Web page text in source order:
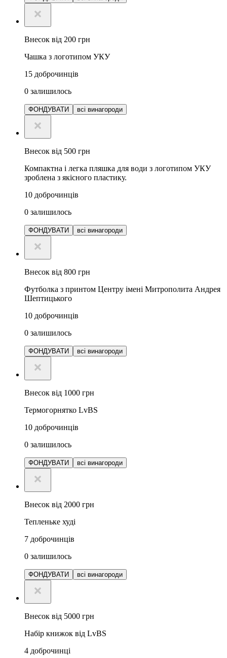
Внесок від 200 грн
Чашка з логотипом УКУ
15 доброчинців
0 залишилось
ФОНДУВАТИ всі винагороди
Внесок від 500 грн
Компактна і легка пляшка для води з логотипом УКУ
зроблена з якісного пластику.
10 доброчинців
0 залишилось
ФОНДУВАТИ всі винагороди
Внесок від 800 грн
Футболка з принтом Центру імені Митрополита Андрея
Шептицького
10 доброчинців
0 залишилось
ФОНДУВАТИ всі винагороди
Внесок від 1000 грн
Термогорнятко LvBS
10 доброчинців
0 залишилось
ФОНДУВАТИ всі винагороди
Внесок від 2000 грн
Тепленьке худі
7 доброчинців
0 залишилось
ФОНДУВАТИ всі винагороди
Внесок від 5000 грн
Набір книжок від LvBS
4 доброчинці